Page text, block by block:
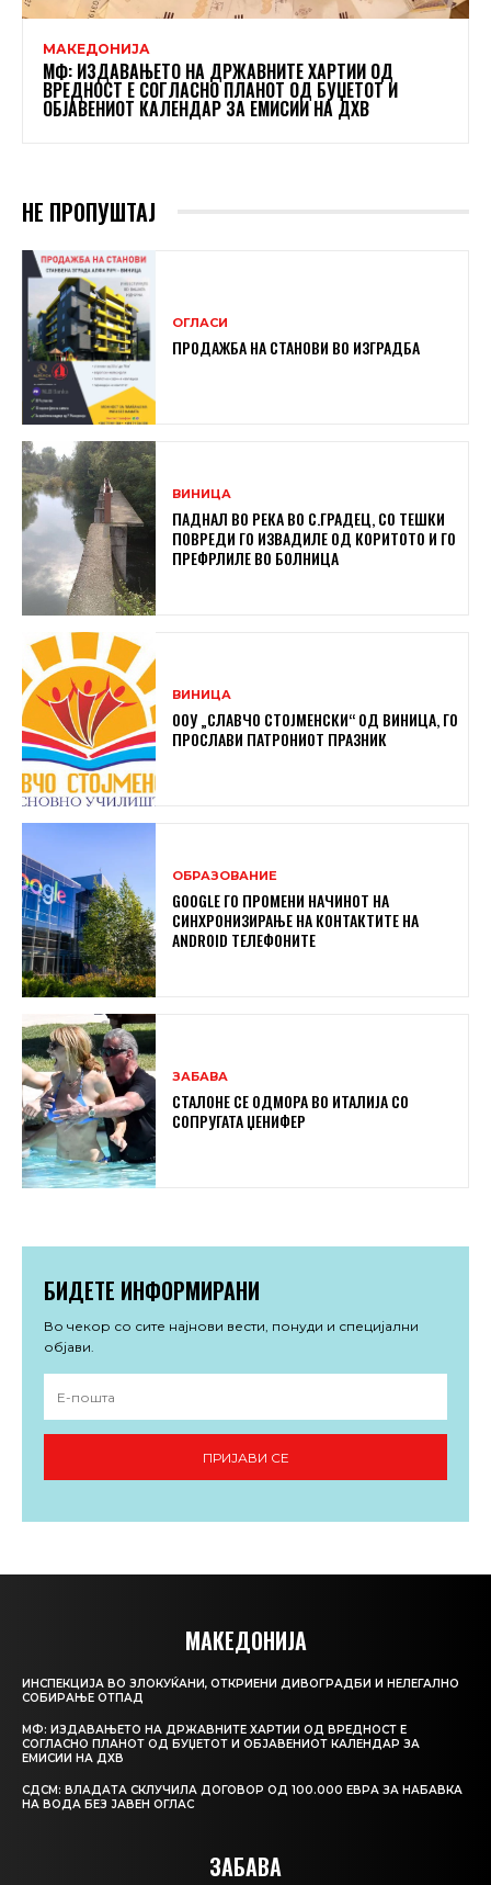
МАКЕДОНИЈА
МФ: ИЗДАВАЊЕТО НА ДРЖАВНИТЕ ХАРТИИ ОД
ВРЕДНОСТ Е СОГЛАСНО ПЛАНОТ ОД БУЏЕТОТ И
ОБЈАВЕНИОТ КАЛЕНДАР ЗА ЕМИСИИ НА ДХВ
НЕ ПРОПУШТАЈ
ОГЛАСИ
ПРОДАЖБА НА СТАНОВИ ВО ИЗГРАДБА
ВИНИЦА
ПАДНАЛ ВО РЕКА ВО С.ГРАДЕЦ, СО ТЕШКИ
ПОВРЕДИ ГО ИЗВАДИЛЕ ОД КОРИТОТО И ГО
ПРЕФРЛИЛЕ ВО БОЛНИЦА
ВИНИЦА
ООУ „СЛАВЧО СТОЈМЕНСКИ“ ОД ВИНИЦА, ГО
ПРОСЛАВИ ПАТРОНИОТ ПРАЗНИК
ОБРАЗОВАНИЕ
GOOGLE ГО ПРОМЕНИ НАЧИНОТ НА
СИНХРОНИЗИРАЊЕ НА КОНТАКТИТЕ НА
ANDROID ТЕЛЕФОНИТЕ
ЗАБАВА
СТАЛОНЕ СЕ ОДМОРА ВО ИТАЛИЈА СО
СОПРУГАТА ЏЕНИФЕР
БИДЕТЕ ИНФОРМИРАНИ
Во чекор со сите најнови вести, понуди и специјални
објави.
ПРИЈАВИ СЕ
МАКЕДОНИЈА
ИНСПЕКЦИЈА ВО ЗЛОКУЌАНИ, ОТКРИЕНИ ДИВОГРАДБИ И НЕЛЕГАЛНО
СОБИРАЊЕ ОТПАД
МФ: ИЗДАВАЊЕТО НА ДРЖАВНИТЕ ХАРТИИ ОД ВРЕДНОСТ Е
СОГЛАСНО ПЛАНОТ ОД БУЏЕТОТ И ОБЈАВЕНИОТ КАЛЕНДАР ЗА
ЕМИСИИ НА ДХВ
СДСМ: ВЛАДАТА СКЛУЧИЛА ДОГОВОР ОД 100.000 ЕВРА ЗА НАБАВКА
НА ВОДА БЕЗ ЈАВЕН ОГЛАС
ЗАБАВА